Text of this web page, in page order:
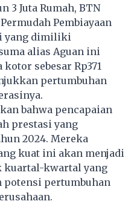
3 Juta Rumah, BTN
Pembiayaan
yang dimiliki
alias Aguan ini
sebesar Rp371
pertumbuhan
bahwa pencapaian
prestasi yang
2024. Mereka
kuat ini akan menjadi
kuartal-kwartal yang
potensi pertumbuhan